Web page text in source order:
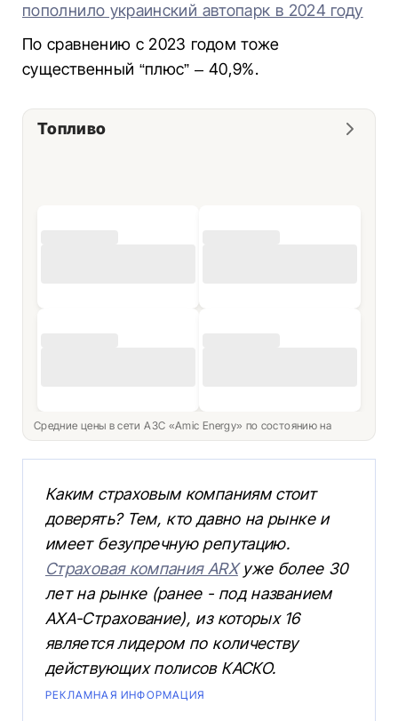
пополнило украинский автопарк в 2024 году
По сравнению с 2023 годом тоже
существенный “плюс” – 40,9%.
Топливо
Средние цены в сети АЗС «Amic Energy» по состоянию на
Каким страховым компаниям стоит
доверять? Тем, кто давно на рынке и
имеет безупречную репутацию.
Страховая компания ARXуже более 30
лет на рынке (ранее - под названием
АХА-Страхование), из которых 16
является лидером по количеству
действующих полисов КАСКО.
РЕКЛАМНАЯ ИНФОРМАЦИЯ